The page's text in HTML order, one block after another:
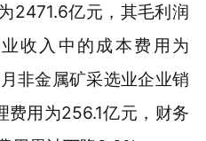
2471.6亿元，其毛利润
收入中的成本费用为
非金属矿采选业企业销
费用为256.1亿元，财务